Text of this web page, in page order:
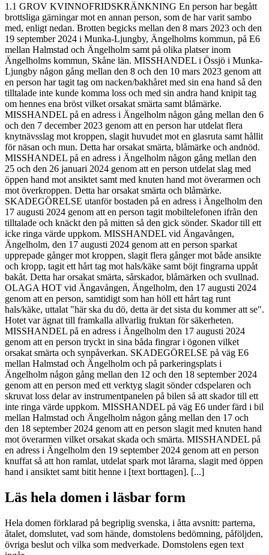
1.1 GROV KVINNOFRIDSKRÄNKNING En person har begått
brottsliga gärningar mot en annan person, som de har varit sambo
med, enligt nedan. Brotten begicks mellan den 8 mars 2023 och den
19 september 2024 i Munka-Ljungby, Ängelholms kommun, på E6
mellan Halmstad och Ängelholm samt på olika platser inom
Ängelholms kommun, Skåne län. MISSHANDEL i Össjö i Munka-
Ljungby någon gång mellan den 8 och den 10 mars 2023 genom att
en person har tagit tag om nacken/bakhåret med sin ena hand så den
tilltalade inte kunde komma loss och med sin andra hand knipit tag
om hennes ena bröst vilket orsakat smärta samt blåmärke.
MISSHANDEL på en adress i Ängelholm någon gång mellan den 6
och den 7 december 2023 genom att en person har utdelat flera
knytnävsslag mot kroppen, slagit huvudet mot en glasruta samt hållit
för näsan och mun. Detta har orsakat smärta, blåmärke och andnöd.
MISSHANDEL på en adress i Ängelholm någon gång mellan den
25 och den 26 januari 2024 genom att en person utdelat slag med
öppen hand mot ansiktet samt med knuten hand mot överarmen och
mot överkroppen. Detta har orsakat smärta och blåmärke.
SKADEGÖRELSE utanför bostaden på en adress i Ängelholm den
17 augusti 2024 genom att en person tagit mobiltelefonen ifrån den
tilltalade och knäckt den på mitten så den gick sönder. Skador till ett
icke ringa värde uppkom. MISSHANDEL vid Ängavången,
Ängelholm, den 17 augusti 2024 genom att en person sparkat
upprepade gånger mot kroppen, slagit flera gånger mot både ansikte
och kropp, tagit ett hårt tag mot hals/käke samt böjt fingrarna uppåt
bakåt. Detta har orsakat smärta, sårskador, blåmärken och svullnad.
OLAGA HOT vid Ängavången, Ängelholm, den 17 augusti 2024
genom att en person, samtidigt som han höll ett hårt tag runt
hals/käke, uttalat "här ska du dö, detta är det sista du kommer att se".
Hotet var ägnat till framkalla allvarlig fruktan för säkerheten.
MISSHANDEL på en adress i Ängelholm den 17 augusti 2024
genom att en person tryckt in sina båda fingrar i ögonen vilket
orsakat smärta och synpåverkan. SKADEGÖRELSE på väg E6
mellan Halmstad och Ängelholm och på parkeringsplats i
Ängelholm någon gång mellan den 12 och den 18 september 2024
genom att en person med ett verktyg slagit sönder cdspelaren och
skruvat loss delar av instrumentpanelen på bilen så att skador till ett
inte ringa värde uppkom. MISSHANDEL på väg E6 under färd i bil
mellan Halmstad och Ängelholm någon gång mellan den 17 och
den 18 september 2024 genom att en person slagit med knuten hand
mot överarmen vilket orsakat skada och smärta. MISSHANDEL på
en adress i Ängelholm den 19 september 2024 genom att en person
knuffat så att hon ramlat, utdelat spark mot lårarna, slagit med öppen
hand i ansiktet samt bitit henne i [text borttagen]. [...]
Läs hela domen i läsbar form
Hela domen förklarad på begriplig svenska, i åtta avsnitt: parterna,
åtalet, domslutet, vad som hände, domstolens bedömning, påföljden,
övriga beslut och vilka som medverkade. Domstolens egen text